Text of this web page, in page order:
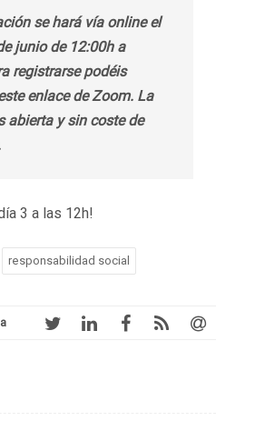
se hará vía online el
junio de 12:00h a
registrarse podéis
enlace de Zoom. La
abierta y sin coste de
3 a las 12h!
responsabilidad social